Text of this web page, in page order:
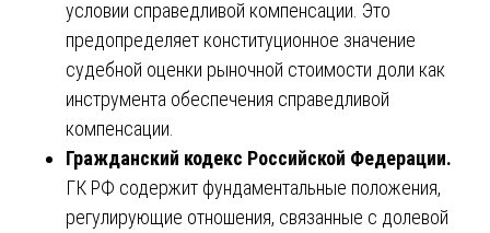
условии справедливой компенсации. Это
предопределяет конституционное значение
судебной оценки рыночной стоимости доли как
инструмента обеспечения справедливой
компенсации.
Гражданский кодекс Российской Федерации.
ГК РФ содержит фундаментальные положения,
регулирующие отношения, связанные с долевой